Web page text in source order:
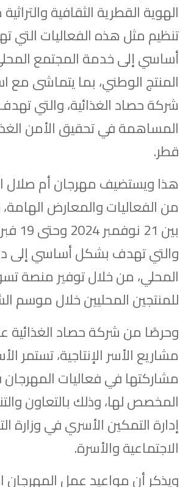
الهوية القطرية الثقافية
تنظيم مثل هذه الفعاليات
أساسي إلى خدمة المجتمع
المنتج الوطني، بما يتماشى مع
شركة حصاد الغذائية، والتي
المساهمة في تحقيق الأمن
قطر.
هذا ويستضيف مهرجان أم صلال
من الفعاليات والمعارض الهامة،
والتي تهدف بشكل أساسي إلى
المحلي، من خلال توفير منصة
للمنتجين المحليين خلال موسم
وحرصًا من شركة حصاد الغذائية
مشاريع الأسر الإنتاجية، تستمر
مشاركتها في فعاليات
المخصص لها، وذلك بالتعاون
إدارة التمكين الأسري في وزارة
الاجتماعية والأسرة.
ويذكر أن مواعيد عمل المهرجان